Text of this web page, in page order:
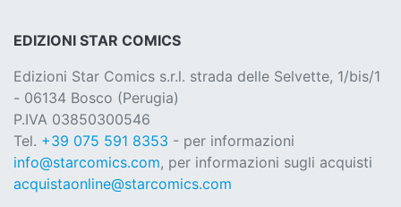
EDIZIONI STAR COMICS
Edizioni Star Comics s.r.l. strada delle Selvette, 1/bis/1
- 06134 Bosco (Perugia)
P.IVA 03850300546
Tel. +39 075 591 8353 - per informazioni
info@starcomics.com, per informazioni sugli acquisti
acquistaonline@starcomics.com